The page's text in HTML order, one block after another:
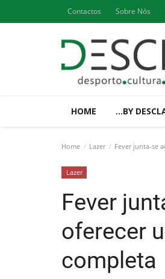
Contactos Sobre Nós
HOME ...BY
Home Lazer Fever junta-se
Lazer
Fever
oferecer
completa